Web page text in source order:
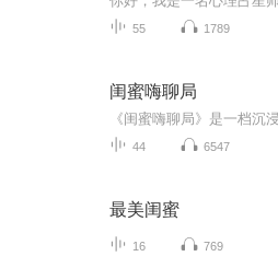
55 1789
闺蜜嗨聊局
44 6547
最美闺蜜
16 769